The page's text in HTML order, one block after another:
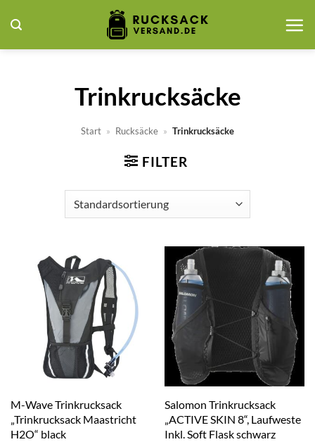
Inhalt
springen
Trinkrucksäcke
Start » Rucksäcke » Trinkrucksäcke
FILTER
M-Wave Trinkrucksack
„Trinkrucksack Maastricht
H2O“ black
Salomon Trinkrucksack
„ACTIVE SKIN 8“, Laufweste
Inkl. Soft Flask schwarz